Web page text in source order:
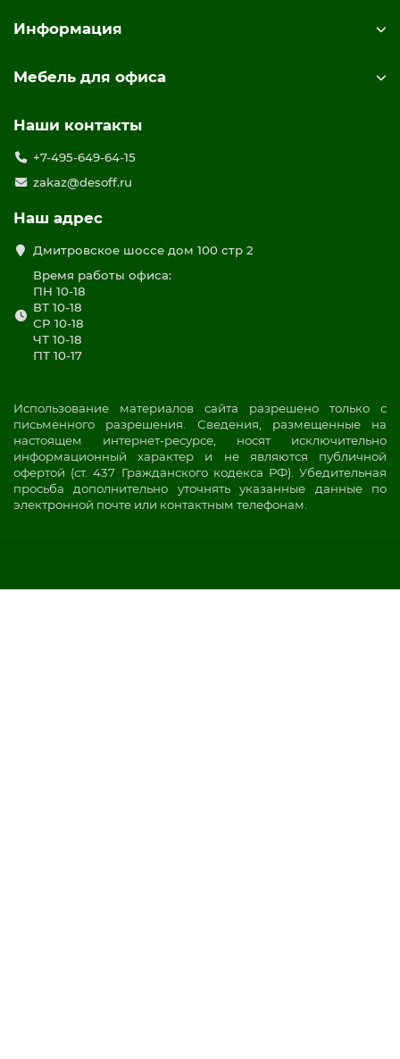
Информация
Мебель для офиса
Наши контакты
+7-495-649-64-15
zakaz@desoff.ru
Наш адрес
Дмитровское шоссе дом 100 стр 2
Время работы офиса:
ПН 10-18
ВТ 10-18
СР 10-18
ЧТ 10-18
ПТ 10-17
Использование материалов сайта разрешено только с
письменного разрешения. Сведения, размещенные на
настоящем интернет-ресурсе, носят исключительно
информационный характер и не являются публичной
офертой (ст. 437 Гражданского кодекса РФ). Убедительная
просьба дополнительно уточнять указанные данные по
электронной почте или контактным телефонам.